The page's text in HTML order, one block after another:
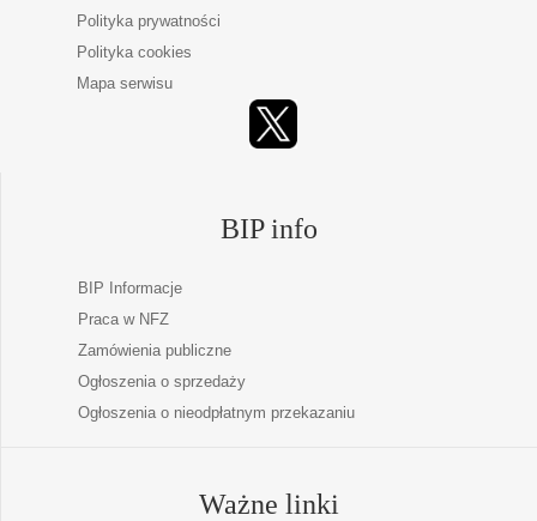
Polityka prywatności
Polityka cookies
Mapa serwisu
BIP info
BIP Informacje
Praca w NFZ
Zamówienia publiczne
Ogłoszenia o sprzedaży
Ogłoszenia o nieodpłatnym przekazaniu
Ważne linki